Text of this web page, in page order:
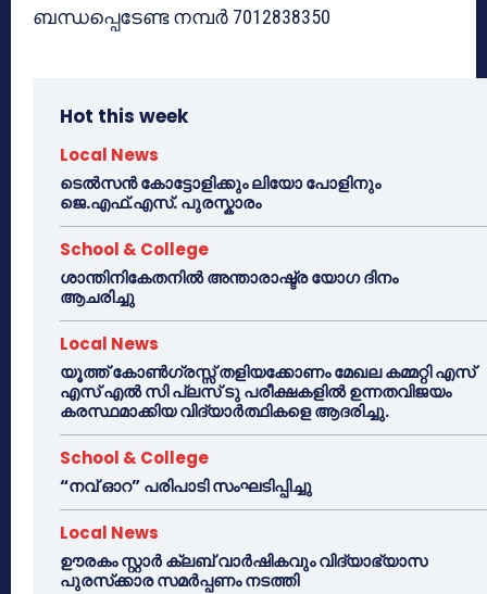
ബന്ധപ്പെടേണ്ട നമ്പർ 7012838350
Hot this week
Local News
ടെൽസൻ കോട്ടോളിക്കും ലിയോ പോളിനും
ജെ.എഫ്.എസ്. പുരസ്കാരം
School & College
ശാന്തിനികേതനിൽ അന്താരാഷ്ട്ര യോഗ ദിനം
ആചരിച്ചു
Local News
യൂത്ത് കോൺഗ്രസ്സ് തളിയക്കോണം മേഖല കമ്മറ്റി എസ്
എസ് എൽ സി പ്ലസ് ടു പരീക്ഷകളിൽ ഉന്നതവിജയം
കരസ്ഥമാക്കിയ വിദ്യാർത്ഥികളെ ആദരിച്ചു.
School & College
“നവ് ഓറ” പരിപാടി സംഘടിപ്പിച്ചു
Local News
ഊരകം സ്റ്റാർ ക്ലബ് വാർഷികവും വിദ്യാഭ്യാസ
പുരസ്‌ക്കാര സമർപ്പണം നടത്തി